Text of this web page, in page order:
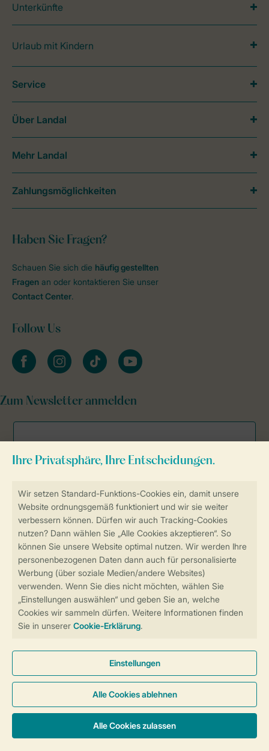
Sicherstellung Deiner Privatsphäre
Weitere Informationen und Einstellungen
Sicher und schnell zur Online-Buchung
Sichere Datenübertragung
Sicheres Bezahlen
Unterkünfte
Urlaub mit Kindern
Haben Sie Fragen?
Schauen Sie sich die häufig gestellten
Fragen an oder kontaktieren Sie unser
Contact Center.
Follow Us
facebookinstagramtiktok youtube
Zum Newsletter anmelden
Service
Über Landal
Mehr Landal
Zahlungsmöglichkeiten
Allgemeine Bedingungen Impressum
Cookies und Banner
Barrierefreiheit